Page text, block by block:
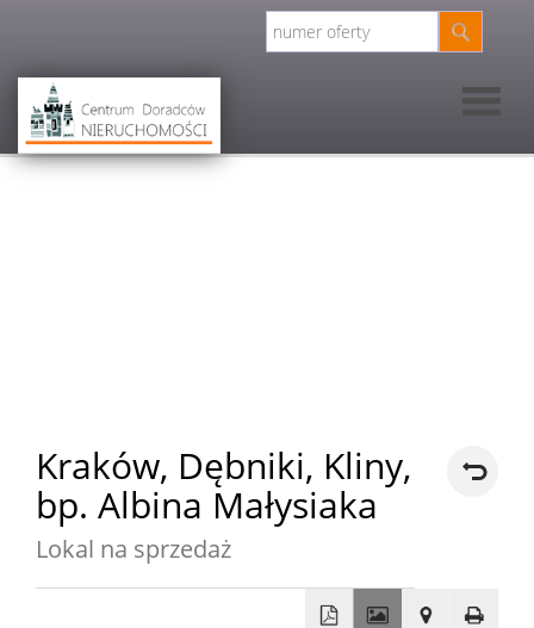
Kraków, Dębniki, Kliny,
bp. Albina Małysiaka
Lokal na sprzedaż